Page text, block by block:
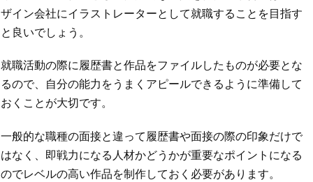
ザイン会社にイラストレーターとして就職することを目指す
と良いでしょう。
就職活動の際に履歴書と作品をファイルしたものが必要とな
るので、自分の能力をうまくアピールできるように準備して
おくことが大切です。
一般的な職種の面接と違って履歴書や面接の際の印象だけで
はなく、即戦力になる人材かどうかが重要なポイントになる
のでレベルの高い作品を制作しておく必要があります。